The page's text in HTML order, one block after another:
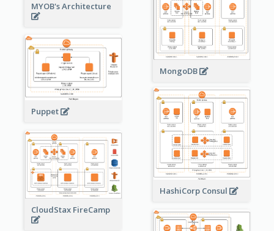
MYOB's Architecture
MongoDB
Puppet
HashiCorp Consul
CloudStax FireCamp